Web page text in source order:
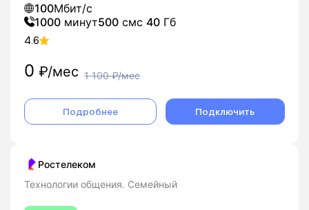
100Мбит/с
1000 минут500 смс 40 Гб
4.6
0 ₽/мес 1 100₽/мес
Подробнее Подключить
Ростелеком
Технологии общения. Семейный